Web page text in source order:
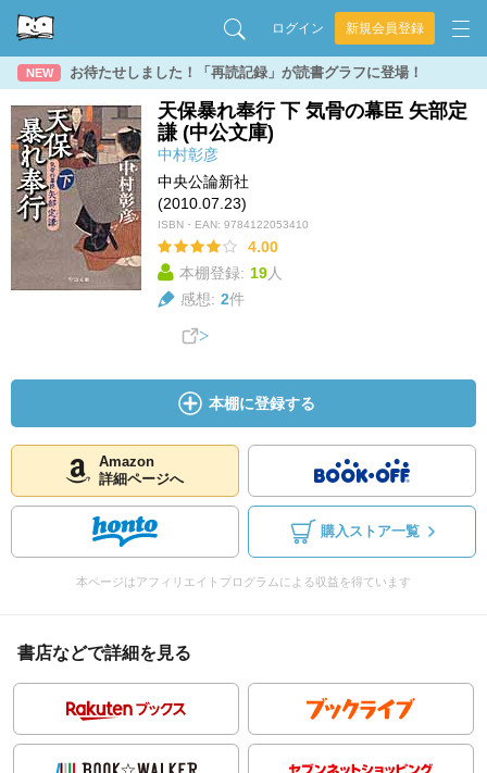
ログイン 新規会員登録
NEW お待たせしました！「再読記録」が読書グラフに登場！
天保暴れ奉行 下 気骨の幕臣 矢部定
謙 (中公文庫)
中村彰彦
中央公論新社
(2010.07.23)
ISBN・EAN: 9784122053410
4.00
本棚登録: 19人
感想: 2件
本棚に登録する
Amazon
詳細ページへ
購入ストア一覧
本ページはアフィリエイトプログラムによる収益を得ています
書店などで詳細を見る